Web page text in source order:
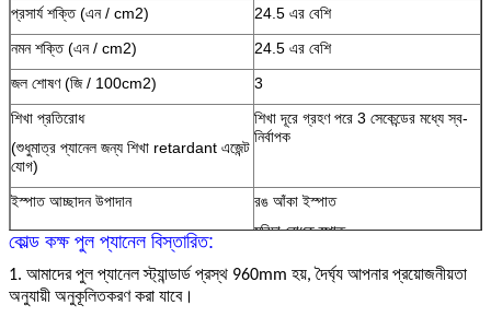
প্রসার্য শক্তি (এন / cm2)
24.5 এর বেশি
নমন শক্তি (এন / cm2)
24.5 এর বেশি
জল শোষণ (জি / 100cm2)
3
শিখা প্রতিরোধ
(শুধুমাত্র প্যানেল জন্য শিখা retardant এজেন্ট
যোগ)
শিখা দূরে গ্রহণ পরে 3 সেকেন্ডের মধ্যে স্ব-
নির্বাপক
ইস্পাত আচ্ছাদন উপাদান
রঙ আঁকা ইস্পাত
মরিচা রোধক স্পাত
কোল্ড কক্ষ পুল প্যানেল বিস্তারিত:
1. আমাদের পুল প্যানেল স্ট্যান্ডার্ড প্রস্থ 960mm হয়, দৈর্ঘ্য আপনার প্রয়োজনীয়তা
অনুযায়ী অনুকূলিতকরণ করা যাবে।